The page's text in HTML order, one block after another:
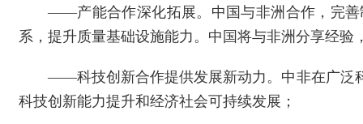
——产能合作深化拓展。中国与非洲合作，完善
系，提升质量基础设施能力。中国将与非洲分享经
——科技创新合作提供发展新动力。中非在广泛
科技创新能力提升和经济社会可持续发展；